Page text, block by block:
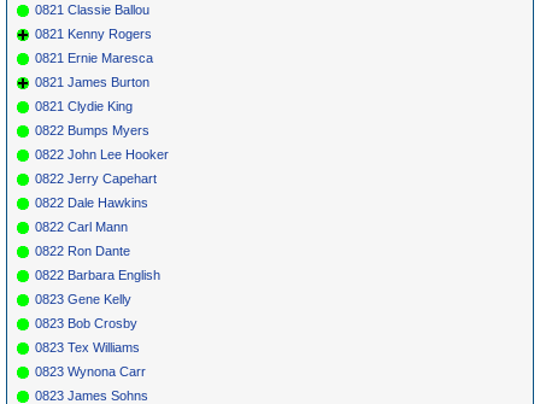
0821 Classie Ballou
0821 Kenny Rogers
0821 Ernie Maresca
0821 James Burton
0821 Clydie King
0822 Bumps Myers
0822 John Lee Hooker
0822 Jerry Capehart
0822 Dale Hawkins
0822 Carl Mann
0822 Ron Dante
0822 Barbara English
0823 Gene Kelly
0823 Bob Crosby
0823 Tex Williams
0823 Wynona Carr
0823 James Sohns